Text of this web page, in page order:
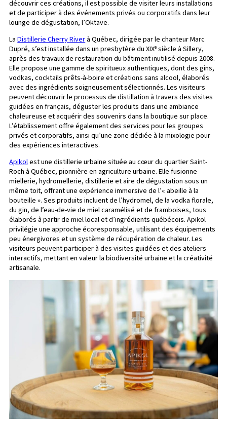
découvrir ces créations, il est possible de visiter leurs installations
et de participer à des événements privés ou corporatifs dans leur
lounge de dégustation, l’Oktave.
LaDistillerie Cherry Riverà Québec, dirigée par le chanteur Marc
Dupré, s’est installée dans un presbytère du XIXᵉ siècle à Sillery,
après des travaux de restauration du bâtiment inutilisé depuis 2008.
Elle propose une gamme de spiritueux authentiques, dont des gins,
vodkas, cocktails prêts-à-boire et créations sans alcool, élaborés
avec des ingrédients soigneusement sélectionnés. Les visiteurs
peuvent découvrir le processus de distillation à travers des visites
guidées en français, déguster les produits dans une ambiance
chaleureuse et acquérir des souvenirs dans la boutique sur place.
L’établissement offre également des services pour les groupes
privés et corporatifs, ainsi qu’une zone dédiée à la mixologie pour
des expériences interactives.
Apikolest une distillerie urbaine située au cœur du quartier Saint-
Roch à Québec, pionnière en agriculture urbaine. Elle fusionne
miellerie, hydromellerie, distillerie et aire de dégustation sous un
même toit, offrant une expérience immersive de l’« abeille à la
bouteille ». Ses produits incluent de l’hydromel, de la vodka florale,
du gin, de l’eau-de-vie de miel caramélisé et de framboises, tous
élaborés à partir de miel local et d’ingrédients québécois. Apikol
privilégie une approche écoresponsable, utilisant des équipements
peu énergivores et un système de récupération de chaleur. Les
visiteurs peuvent participer à des visites guidées et des ateliers
interactifs, mettant en valeur la biodiversité urbaine et la créativité
artisanale.